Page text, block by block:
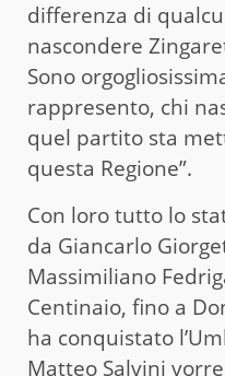
differenza di
nascondere
Sono
rappresento, chi
quel partito sta
questa Regione”.
Con loro tutto lo
da Giancarlo
Massimiliano
Centinaio, fino a
ha conquistato
Matteo Salvini